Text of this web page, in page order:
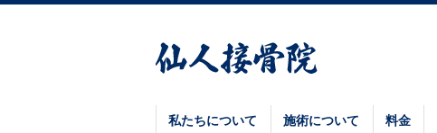
私たちについて 施術について 料金